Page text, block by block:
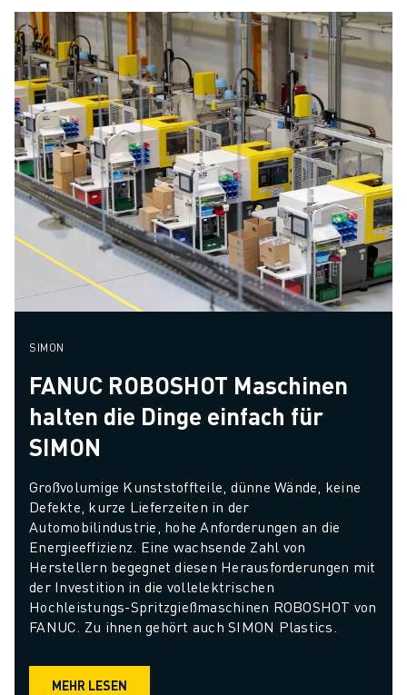
SIMON
FANUC ROBOSHOT Maschinen
halten die Dinge einfach für
SIMON
Großvolumige Kunststoffteile, dünne Wände, keine
Defekte, kurze Lieferzeiten in der
Automobilindustrie, hohe Anforderungen an die
Energieeffizienz. Eine wachsende Zahl von
Herstellern begegnet diesen Herausforderungen mit
der Investition in die vollelektrischen
Hochleistungs-Spritzgießmaschinen ROBOSHOT von
FANUC. Zu ihnen gehört auch SIMON Plastics.
MEHR LESEN